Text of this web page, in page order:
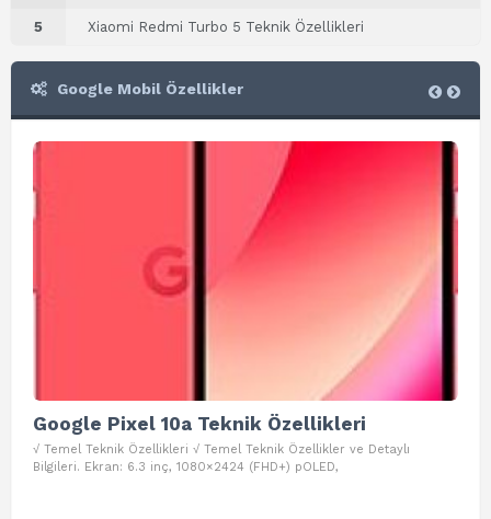
5 Xiaomi Redmi Turbo 5 Teknik Özellikleri
Google Mobil Özellikler
Google Pixel 10a Teknik Özellikleri
√ Temel Teknik Özellikleri √ Temel Teknik Özellikler ve Detaylı
Bilgileri. Ekran: 6.3 inç, 1080×2424 (FHD+) pOLED,